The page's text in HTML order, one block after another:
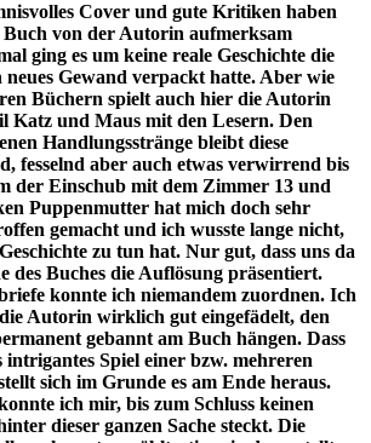
Cover und gute Kritiken haben
Buch von der Autorin aufmerksam
ging es um keine reale Geschichte die
Gewand verpackt hatte. Aber wie
Büchern spielt auch hier die Autorin
Katz und Maus mit den Lesern. Den
Handlungsstränge bleibt diese
fesselnd aber auch etwas verwirrend bis
der Einschub mit dem Zimmer 13 und
Puppenmutter hat mich doch sehr
gemacht und ich wusste lange nicht,
zu tun hat. Nur gut, dass uns da
des Buches die Auflösung präsentiert.
konnte ich niemandem zuordnen. Ich
die Autorin wirklich gut eingefädelt, den
gebannt am Buch hängen. Dass
Spiel einer bzw. mehreren
sich im Grunde es am Ende heraus.
ich mir, bis zum Schluss keinen
dieser ganzen Sache steckt. Die